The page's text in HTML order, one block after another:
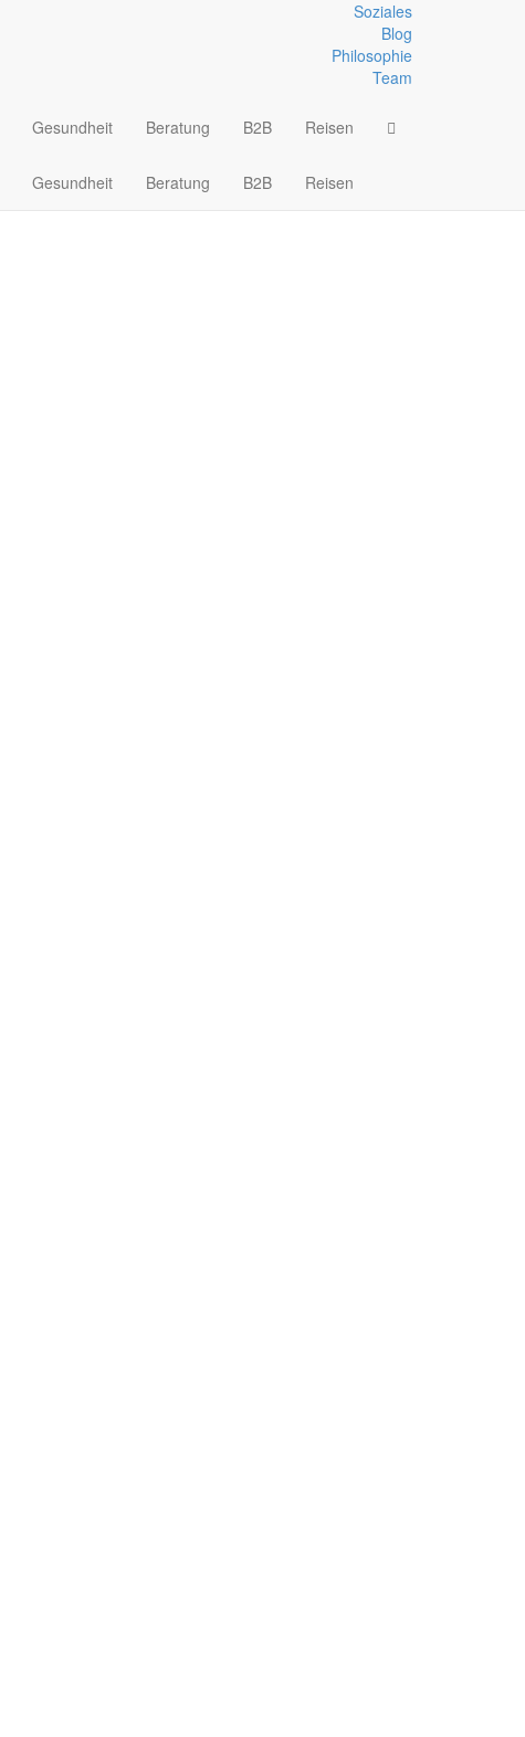
Soziales
Blog
Philosophie
Team
Gesundheit Beratung B2B Reisen
Gesundheit Beratung B2B Reisen
Wandern